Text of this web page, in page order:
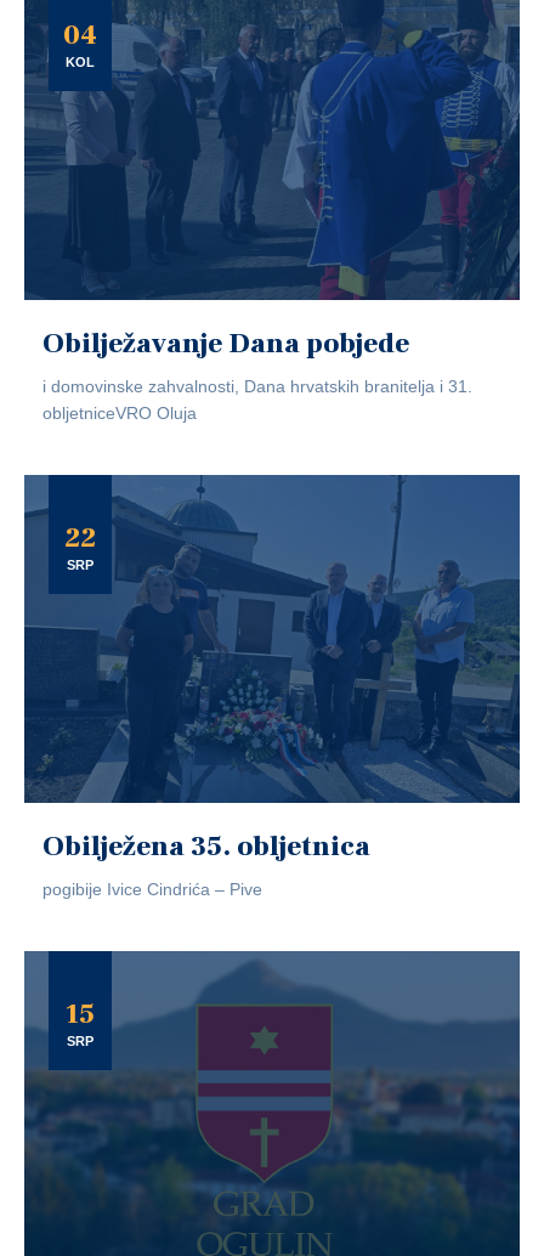
04
KOL
Obilježavanje Dana pobjede
i domovinske zahvalnosti, Dana hrvatskih branitelja i 31.
obljetniceVRO Oluja
22
SRP
Obilježena 35. obljetnica
pogibije Ivice Cindrića – Pive
15
SRP